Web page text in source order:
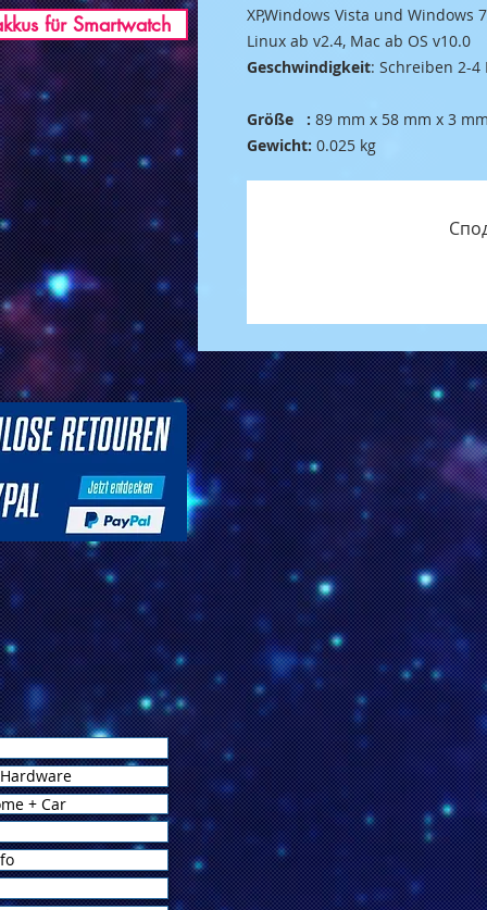
XP,Windows Vista und Windows
Linux ab v2.4, Mac ab OS v10.0
Geschwindigkeit: Schreiben 2-4
Größe : 89 mm x 58 mm x 3 mm
Gewicht: 0.025 kg
für Smartwatch
+ Car